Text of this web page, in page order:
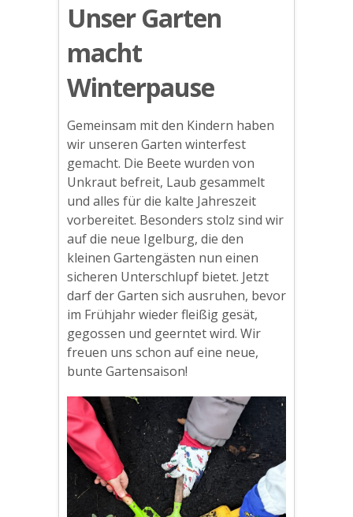
Unser Garten
macht
Winterpause
Gemeinsam mit den Kindern haben
wir unseren Garten winterfest
gemacht. Die Beete wurden von
Unkraut befreit, Laub gesammelt
und alles für die kalte Jahreszeit
vorbereitet. Besonders stolz sind wir
auf die neue Igelburg, die den
kleinen Gartengästen nun einen
sicheren Unterschlupf bietet. Jetzt
darf der Garten sich ausruhen, bevor
im Frühjahr wieder fleißig gesät,
gegossen und geerntet wird. Wir
freuen uns schon auf eine neue,
bunte Gartensaison!